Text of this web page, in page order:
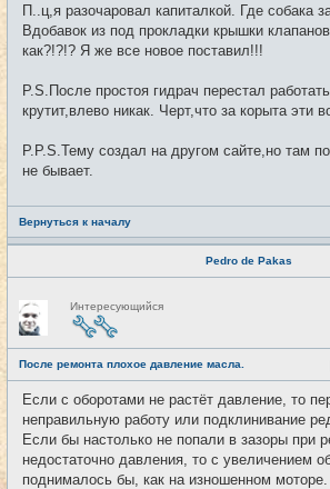
П..ц,я разочаровал капиталкой. Где собака
Вдобавок из под прокладки крышки
как?!?!? Я же все новое поставил!!!
P.S.После простоя гидрач перестал
крутит,влево никак. Черт,что за корыта эти
P.P.S.Тему создал на другом сайте,но там
не бывает.
Вернуться к началу
Pedro de Pakas
е
в
с
е
т
и
Интересующийся
После ремонта плохое давление масла.
Если с оборотами не растёт давление, то
неправильную работу или подклинивание
Если бы настолько не попали в зазоры при
недостаточно давления, то с увеличением
поднималось бы, как на изношенном моторе.